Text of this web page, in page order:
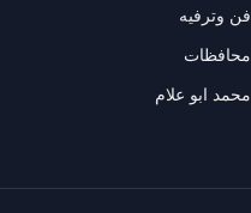
فن وترفيه
محافظات
محمد ابو علام